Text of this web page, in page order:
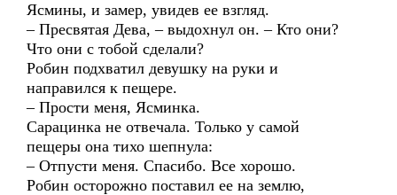
Ясмины, и замер, увидев ее взгляд.
– Пресвятая Дева, – выдохнул он. – Кто они?
Что они с тобой сделали?
Робин подхватил девушку на руки и
направился к пещере.
– Прости меня, Ясминка.
Сарацинка не отвечала. Только у самой
пещеры она тихо шепнула:
– Отпусти меня. Спасибо. Все хорошо.
Робин осторожно поставил ее на землю,